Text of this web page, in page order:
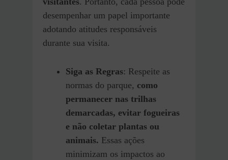
desempenhar um papel importante
adotando atitudes responsáveis
durante sua visita.
Siga as Regras: Respeite as
normas do parque, como
permanecer nas trilhas
demarcadas, evitar fogueiras
e não coletar plantas ou
animais. Essas ações
minimizam os impactos ao